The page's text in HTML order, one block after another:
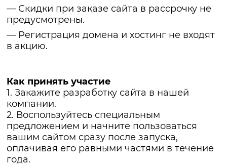
— Скидки при заказе сайта в рассрочку не
предусмотрены.
— Регистрация домена и хостинг не входят
в акцию.
Как принять участие
1. Закажите разработку сайта в нашей
компании.
2. Воспользуйтесь специальным
предложением и начните пользоваться
вашим сайтом сразу после запуска,
оплачивая его равными частями в течение
года.